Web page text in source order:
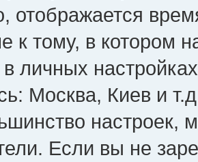
отображается
к тому, в котором
личных
Москва, Киев и
настроек,
Если вы не